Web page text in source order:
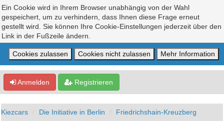
Ein Cookie wird in Ihrem Browser unabhängig von der Wahl
gespeichert, um zu verhindern, dass Ihnen diese Frage erneut
gestellt wird. Sie können Ihre Cookie-Einstellungen jederzeit über den
Link in der Fußzeile ändern.
Anmelden Registrieren
Kiezcars Die Initiative in Berlin Friedrichshain-Kreuzberg